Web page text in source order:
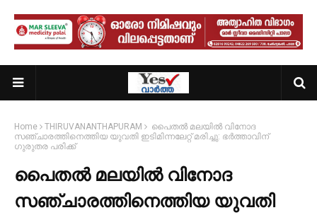
Home THIRUVANANTHAPURAM
പൈതൽ മലയിൽ വിനോദ
സഞ്ചാരത്തിനെത്തിയ യുവതി ഇടിമിന്നലേറ്റ് മരിച്ചു: ഭർത്താവിന്
ഗുരുതര പരിക്ക്
പൈതൽ മലയിൽ വിനോദ
സഞ്ചാരത്തിനെത്തിയ യുവതി